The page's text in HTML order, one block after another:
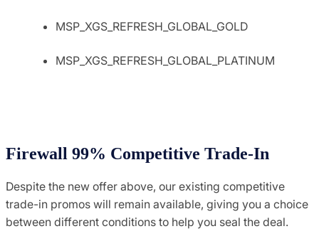
MSP_XGS_REFRESH_GLOBAL_GOLD
MSP_XGS_REFRESH_GLOBAL_PLATINUM
Firewall 99% Competitive Trade-In
Despite the new offer above, our existing competitive
trade-in promos will remain available, giving you a choice
between different conditions to help you seal the deal.